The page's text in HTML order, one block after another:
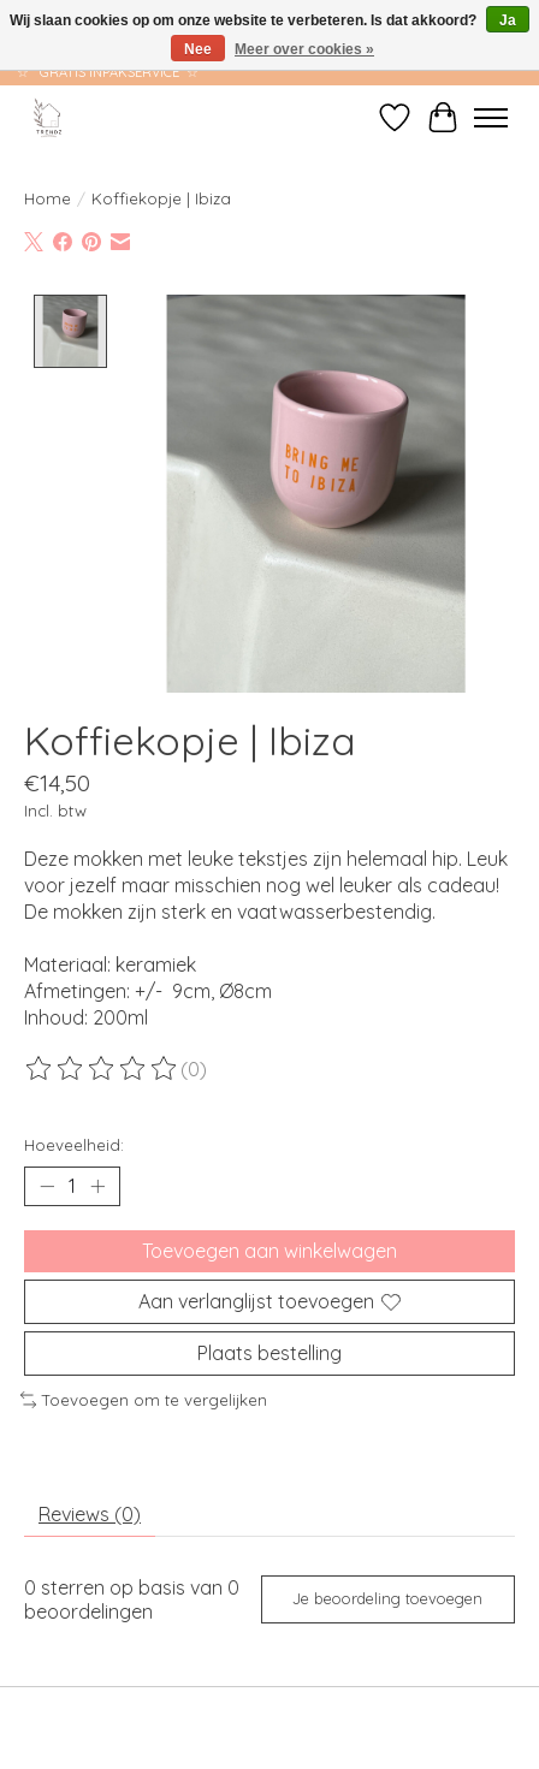
☆ GRATIS VERZENDING VANAF €75 ☆ VERZONDEN BINNEN 1-2 WERKDAGEN
☆ GRATIS INPAKSERVICE ☆
Verlanglijst
Home / Koffiekopje | Ibiza
Product image slideshow Items
Koffiekopje | Ibiza
€14,50
Incl. btw
Deze mokken met leuke tekstjes zijn helemaal hip. Leuk
voor jezelf maar misschien nog wel leuker als cadeau!
De mokken zijn sterk en vaatwasserbestendig.
Materiaal: keramiek
Afmetingen: +/- 9cm, Ø8cm
Inhoud: 200ml
De beoordeling van dit product is
(0)
Hoeveelheid:
Toevoegen aan winkelwagen
Aan verlanglijst toevoegen
Plaats bestelling
Toevoegen om te vergelijken
Reviews (0)
0 sterren op basis van 0
beoordelingen
Je beoordeling toevoegen
Wij slaan cookies op om onze website te verbeteren. Is dat akkoord?
Ja
Nee
Meer over cookies »